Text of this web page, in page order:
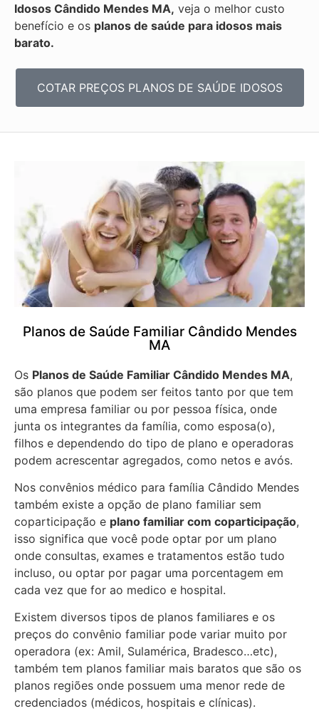
Idosos Cândido Mendes MA, veja o melhor custo
benefício e os planos de saúde para idosos mais
barato.
COTAR PREÇOS PLANOS DE SAÚDE IDOSOS
Planos de Saúde Familiar Cândido Mendes
MA
Os Planos de Saúde Familiar Cândido Mendes MA,
são planos que podem ser feitos tanto por que tem
uma empresa familiar ou por pessoa física, onde
junta os integrantes da família, como esposa(o),
filhos e dependendo do tipo de plano e operadoras
podem acrescentar agregados, como netos e avós.
Nos convênios médico para família Cândido Mendes
também existe a opção de plano familiar sem
coparticipação e plano familiar com coparticipação,
isso significa que você pode optar por um plano
onde consultas, exames e tratamentos estão tudo
incluso, ou optar por pagar uma porcentagem em
cada vez que for ao medico e hospital.
Existem diversos tipos de planos familiares e os
preços do convênio familiar pode variar muito por
operadora (ex: Amil, Sulamérica, Bradesco…etc),
também tem planos familiar mais baratos que são os
planos regiões onde possuem uma menor rede de
credenciados (médicos, hospitais e clínicas).